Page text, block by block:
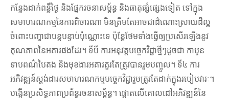
កន្លែងដាក់ពន្លឺថ្ងៃ និងផ្នែករចនាសម្ព័ន្ធ និងធាតុផ្សំផ្សេងទៀត ទៅក្នុង
សមាហរណកម្មនៃការពិចារណា មិនត្រឹមតែអាចជាដំណោះស្រាយដ៏ល្អ
ចំពោះបញ្ហាជាបន្តបន្ទាប់ប៉ុណ្ណោះទេ ប៉ុន្តែថែមទាំងធ្វើឲ្យប្រសើរឡើងនូវ
គុណភាពនៃអគារផងដែរ។ ទីបី ការអនុវត្តបច្ចេកវិជ្ជាថ្មីៗដូចជា កាបូន
ទាបពណ៌បៃតង និងមុខងារអគារគួរតែត្រូវបានរួមបញ្ចូល។ ទី​៤ ការ
អភិវឌ្ឍន៍​ស្តង់ដារ​សមាហរណកម្ម​បច្ចេកវិជ្ជា​រួម​ត្រូវតែ​ដាក់​ក្នុង​របៀបវារៈ។
បង្កើនប្រសិទ្ធភាពប្រព័ន្ធរចនាសម្ព័ន្ធ។ ផ្តោតលើគោលដៅអភិវឌ្ឍន៍នៃ